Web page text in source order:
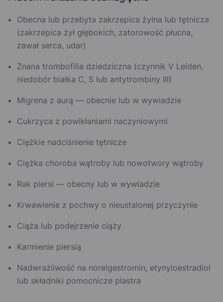
Obecna lub przebyta zakrzepica żylna lub tętnicza
(zakrzepica żył głębokich, zatorowość płucna,
zawał serca, udar)
Znana trombofilia dziedziczna (czynnik V Leiden,
niedobór białka C, S lub antytrombiny III)
Migrena z aurą — obecnie lub w wywiadzie
Cukrzyca z powikłaniami naczyniowymi
Ciężkie nadciśnienie tętnicze
Ciężka choroba wątroby lub nowotwory wątroby
Rak piersi — obecny lub w wywiadzie
Krwawienie z pochwy o nieustalonej przyczynie
Ciąża lub podejrzenie ciąży
Karmienie piersią
Nadwrażliwość na norelgestromin, etynyloestradiol
lub składniki pomocnicze plastra